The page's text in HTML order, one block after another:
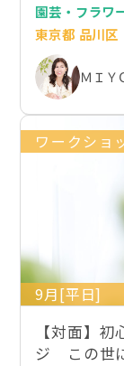
園芸・フラワ
東京都 品川区
ＭＩ
ワークショ
9月[平日]
【対面】
ジ この世